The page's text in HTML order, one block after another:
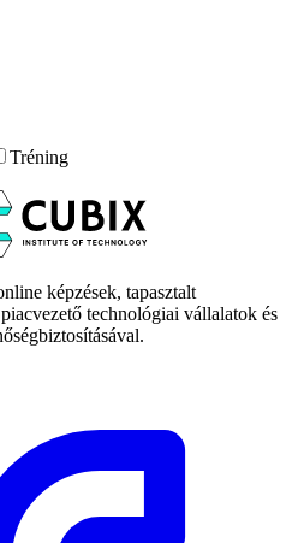
Tréning
képzések, tapasztalt
technológiai vállalatok és